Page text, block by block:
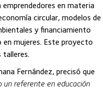
en materia
circular, modelos de
y financiamiento
mujeres. Este proyecto
talleres.
Fernández, precisó que
un referente en educación